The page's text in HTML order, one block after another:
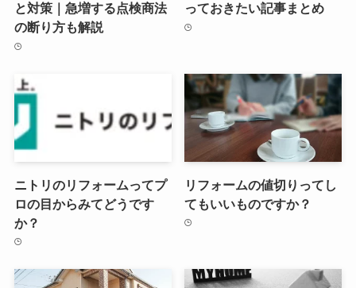
と対策｜急増する点検商法
の断り方も解説
っておきたい記事まとめ
ニトリのリフォームってプ
ロの目からみてどうです
か？
リフォームの値切りってし
てもいいものですか？